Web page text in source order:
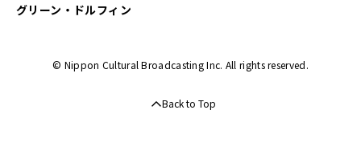
グリーン・ドルフィン
© Nippon Cultural Broadcasting Inc. All rights reserved.
Back to Top